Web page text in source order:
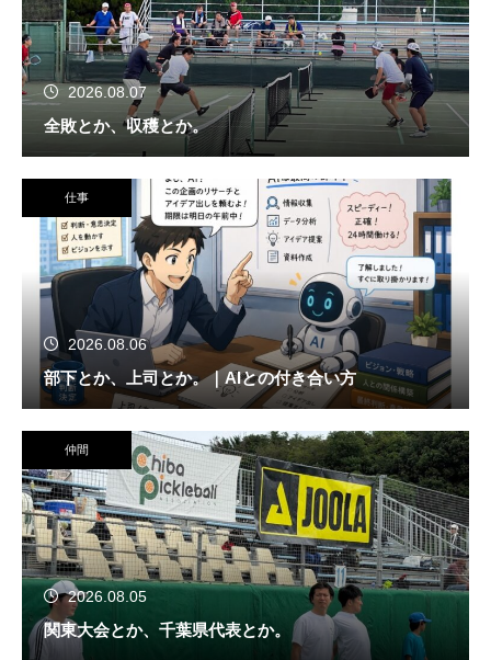
2026.08.07
全敗とか、収穫とか。
仕事
2026.08.06
部下とか、上司とか。｜AIとの付き合い方
仲間
2026.08.05
関東大会とか、千葉県代表とか。